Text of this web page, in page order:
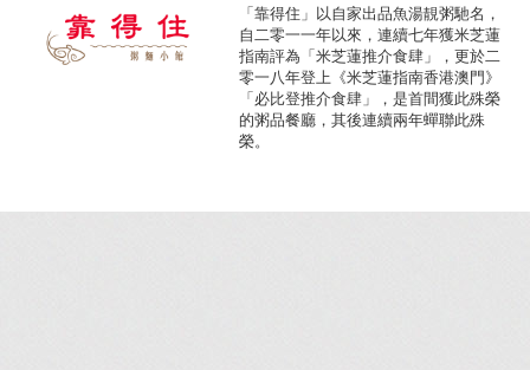
「靠得住」以自家出品魚湯靚粥馳名，
自二零一一年以來，連續七年獲米芝蓮
指南評為「米芝蓮推介食肆」，更於二
零一八年登上《米芝蓮指南香港澳門》
「必比登推介食肆」，是首間獲此殊榮
的粥品餐廳，其後連續兩年蟬聯此殊
榮。